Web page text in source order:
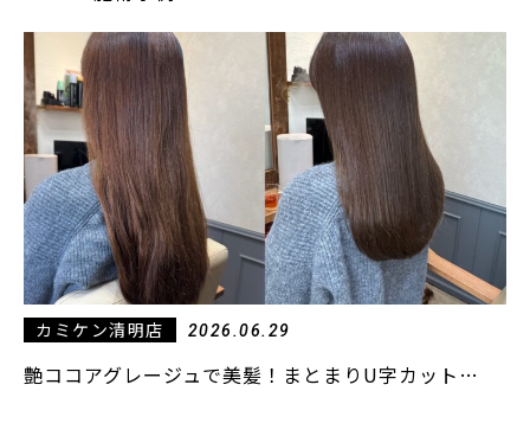
カミケン清明店 2026.06.29
艶ココアグレージュで美髪！まとまりU字カット…